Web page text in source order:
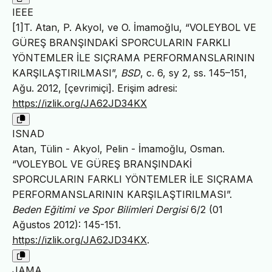
IEEE
[1]T. Atan, P. Akyol, ve O. İmamoğlu, “VOLEYBOL VE
GÜREŞ BRANŞINDAKİ SPORCULARIN FARKLI
YÖNTEMLER İLE SIÇRAMA PERFORMANSLARININ
KARŞILAŞTIRILMASI”, BSD, c. 6, sy 2, ss. 145–151,
Ağu. 2012, [çevrimiçi]. Erişim adresi:
https://izlik.org/JA62JD34KX
ISNAD
Atan, Tülin - Akyol, Pelin - İmamoğlu, Osman.
“VOLEYBOL VE GÜREŞ BRANŞINDAKİ
SPORCULARIN FARKLI YÖNTEMLER İLE SIÇRAMA
PERFORMANSLARININ KARŞILAŞTIRILMASI”.
Beden Eğitimi ve Spor Bilimleri Dergisi6/2 (01
Ağustos 2012): 145-151.
https://izlik.org/JA62JD34KX.